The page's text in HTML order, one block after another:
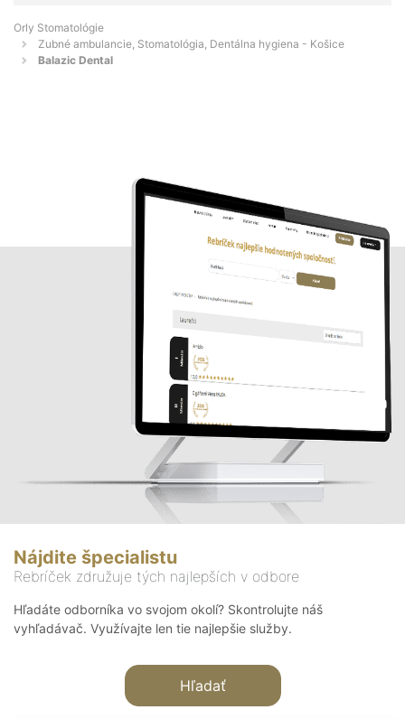
Orly Stomatológie
Zubné ambulancie, Stomatológia, Dentálna hygiena - Košice
Balazic Dental
Nájdite špecialistu
Rebríček združuje tých najlepších v odbore
Hľadáte odborníka vo svojom okolí? Skontrolujte náš
vyhľadávač. Využívajte len tie najlepšie služby.
Hľadať